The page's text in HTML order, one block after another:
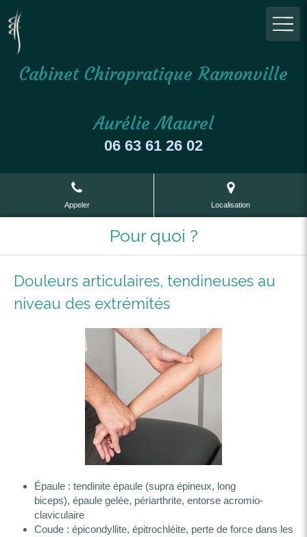
Cabinet Chiropratique Ramonville
Aurélie Maurel
06 63 61 26 02
Appeler Localisation
Pour quoi ?
Douleurs articulaires, tendineuses au
niveau des extrémités
Épaule : tendinite épaule (supra épineux, long
biceps), épaule gelée, périarthrite, entorse acromio-
claviculaire
Coude : épicondyllite, épitrochléite, perte de force dans les